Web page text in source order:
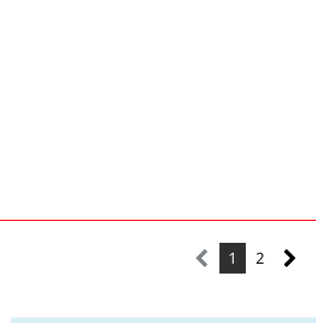
1 2